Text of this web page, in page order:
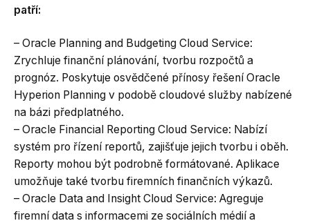
patří:
– Oracle Planning and Budgeting Cloud Service:
Zrychluje finanční plánování, tvorbu rozpočtů a
prognóz. Poskytuje osvědčené přínosy řešení Oracle
Hyperion Planning v podobě cloudové služby nabízené
na bázi předplatného.
– Oracle Financial Reporting Cloud Service: Nabízí
systém pro řízení reportů, zajišťuje jejich tvorbu i oběh.
Reporty mohou být podrobně formátované. Aplikace
umožňuje také tvorbu firemních finančních výkazů.
– Oracle Data and Insight Cloud Service: Agreguje
firemní data s informacemi ze sociálních médií a